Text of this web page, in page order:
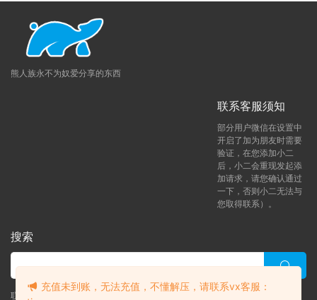
熊人族永不为奴爱分享的东西
联系客服须知
部分用户微信在设置中
开启了加为朋友时需要
验证，在您添加小二
后，小二会重现发起添
加请求，请您确认通过
一下，否则小二无法与
您取得联系）。
搜索
联系客服 (添加后告诉客服-来自熊人族咨询问题)
充值未到账，无法充值，不懂解压，请联系vx客服：